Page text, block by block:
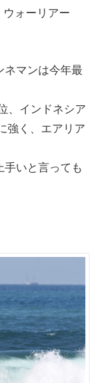
ウォーリアー
ネマンは今年最
、インドネシア
強く、エアリア
手いと言っても